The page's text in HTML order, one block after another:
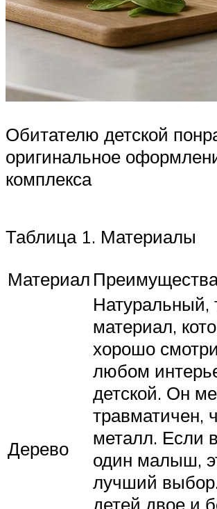
Обитателю детской
оригинальное
комплекса
Таблица 1. Материалы
Материал
Дерево
Натуральный,
материал,
хорошо
любом
детской. Он
травматичен,
металл. Если
один малыш,
лучший
детей двое и